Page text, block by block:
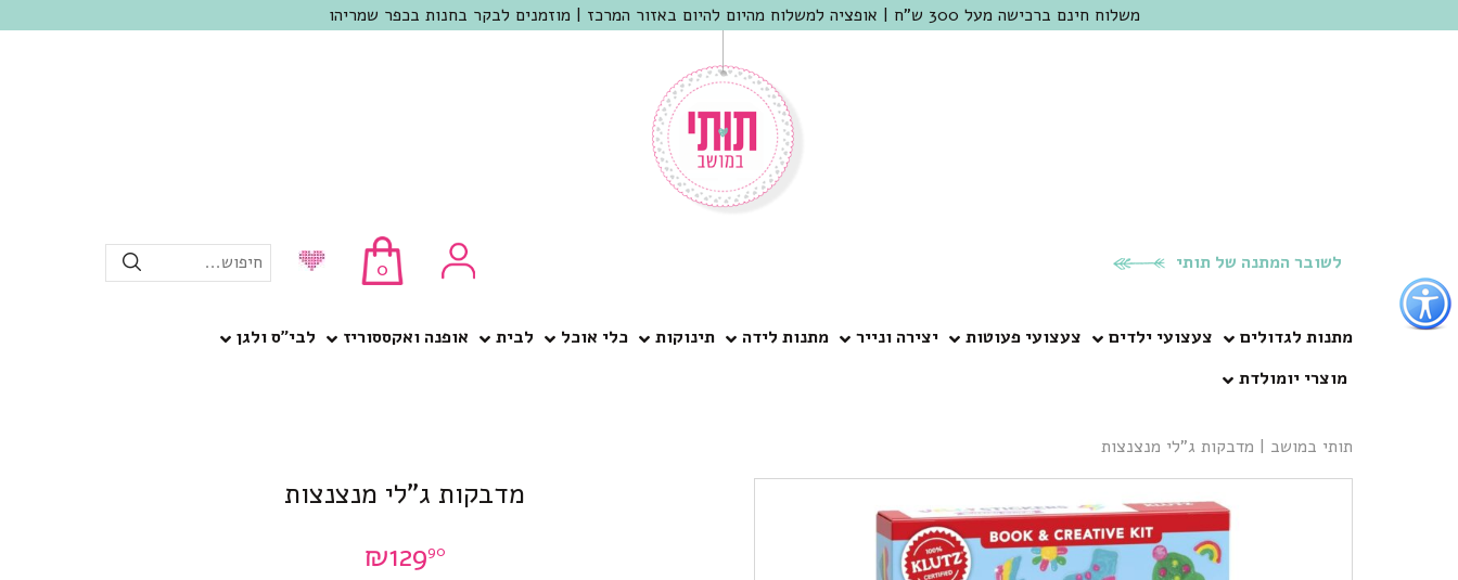
כפתור
לפתיחת
תפריט
נגישות
משלוח חינם ברכישה מעל 300 ש"ח | אופציה למשלוח מהיום להיום באזור המרכז | מוזמנים לבקר בחנות בכפר שמריהו
לשובר המתנה של תותי 0 חיפוש...
מתנות לגדולים צעצועי ילדים צעצועי פעוטות יצירה ונייר מתנות לידה תינוקות כלי אוכל לבית אופנה ואקססוריז
לבי”ס ולגן
מוצרי יומולדת
תותי במושב | מדבקות ג”לי מנצנצות
מדבקות ג”לי מנצנצות
₪12990